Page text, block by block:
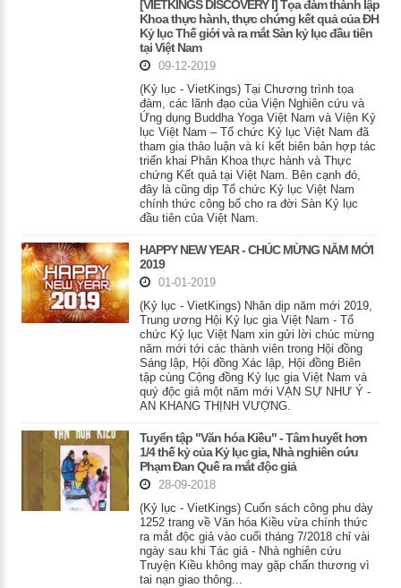
[VIETKINGS DISCOVERY I] Tọa đàm thành lập
Khoa thực hành, thực chứng kết quả của ĐH
Kỷ lục Thế giới và ra mắt Sàn kỷ lục đầu tiên
tại Việt Nam
09-12-2019
(Kỷ lục - VietKings) Tại Chương trình tọa
đàm, các lãnh đạo của Viện Nghiên cứu và
Ứng dụng Buddha Yoga Việt Nam và Viện Kỷ
lục Việt Nam – Tổ chức Kỷ lục Việt Nam đã
tham gia thảo luận và kí kết biên bản hợp tác
triển khai Phân Khoa thực hành và Thực
chứng Kết quả tại Việt Nam. Bên cạnh đó,
đây là cũng dịp Tổ chức Kỷ lục Việt Nam
chính thức công bố cho ra đời Sàn Kỷ lục
đầu tiên của Việt Nam.
HAPPY NEW YEAR - CHÚC MỪNG NĂM MỚI
2019
01-01-2019
(Kỷ lục - VietKings) Nhân dịp năm mới 2019,
Trung ương Hội Kỷ lục gia Việt Nam - Tổ
chức Kỷ lục Việt Nam xin gửi lời chúc mừng
năm mới tới các thành viên trong Hội đồng
Sáng lập, Hội đồng Xác lập, Hội đồng Biên
tập cùng Cộng đồng Kỷ lục gia Việt Nam và
quý độc giả một năm mới VẠN SỰ NHƯ Ý -
AN KHANG THỊNH VƯỢNG.
Tuyển tập "Văn hóa Kiều" - Tâm huyết hơn
1/4 thế kỷ của Kỷ lục gia, Nhà nghiên cứu
Phạm Đan Quế ra mắt độc giả
28-09-2018
(Kỷ lục - VietKings) Cuốn sách công phu dày
1252 trang về Văn hóa Kiều vừa chính thức
ra mắt độc giả vào cuối tháng 7/2018 chỉ vài
ngày sau khi Tác giả - Nhà nghiên cứu
Truyện Kiều không may gặp chấn thương vì
tai nạn giao thông...